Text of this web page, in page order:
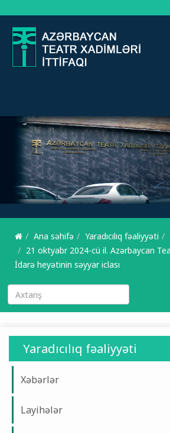
Ana səhifə Yaradıcılıq fəaliyyəti
21 oktyabr 2024-cü il. Azərbaycan
İdarə heyətinin səyyar iclası
Yaradıcılıq fəaliyyəti
Xəbərlər
Layihələr